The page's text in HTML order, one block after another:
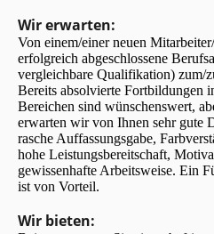
Wir erwarten:
Von einem/einer neuen
erfolgreich abgeschlossene
vergleichbare Qualifikation) zum/
Bereits absolvierte Fortbildungen
Bereichen sind wünschenswert,
erwarten wir von Ihnen sehr gute
rasche Auffassungsgabe,
hohe Leistungsbereitschaft,
gewissenhafte Arbeitsweise. Ein
ist von Vorteil.
Wir bieten: